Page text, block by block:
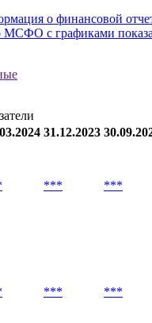
о финансовой
МСФО с графиками
31.12.2023
*** ***
*** ***